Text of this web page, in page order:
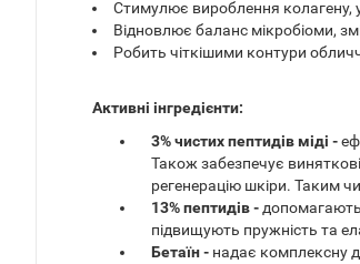
Стимулює вироблення колагену,
Відновлює баланс мікробіоми,
Робить чіткішими контури
Активні інгредієнти:
3% чистих пептидів міді -е
Також забезпечує
регенерацію шкіри. Таким
13% пептидів -допомагають
підвищують пружність та
Бетаїн - надає комплексну